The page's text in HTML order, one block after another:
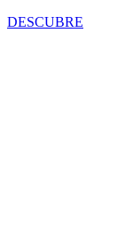
DESCUBRE